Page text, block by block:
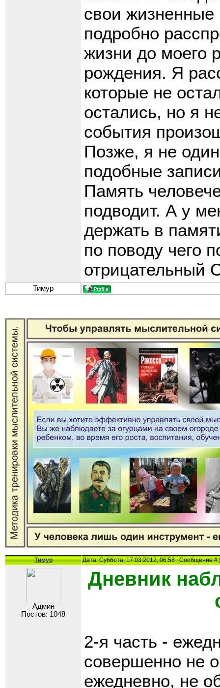
свои жизненные
подробно
жизни до моего
рождения. Я
которые не
остались, но я
события
Позже, я не
подобные
Память
подводит. А у
держать в
по поводу чего
Тимур
Тимур Дата: Суббота, 17.03.2012, 06:58 | Сообщение #
Админ
Постов: 1048
Дневник
2-я часть -
совершенно не
ежедневно, не